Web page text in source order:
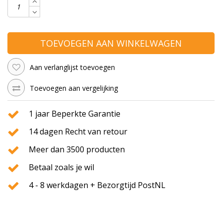
TOEVOEGEN AAN WINKELWAGEN
Aan verlanglijst toevoegen
Toevoegen aan vergelijking
1 jaar Beperkte Garantie
14 dagen Recht van retour
Meer dan 3500 producten
Betaal zoals je wil
4 - 8 werkdagen + Bezorgtijd PostNL